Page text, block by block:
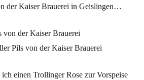
der Kaiser Brauerei in Geislingen…
Pils von der Kaiser Brauerei
einen Trollinger Rose zur Vorspeise